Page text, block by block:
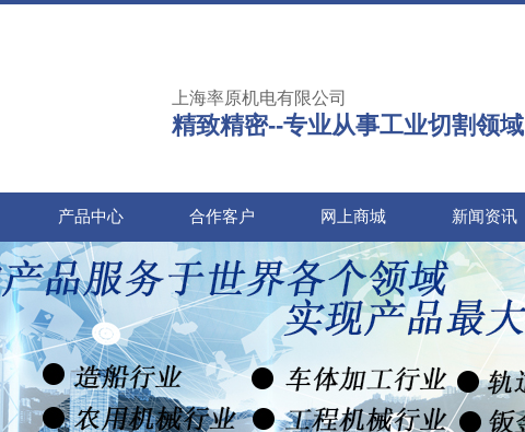
上海率原机电有限公司
精致精密--专业从事工业切割领域
产品中心 合作客户 网上商城 新闻资讯